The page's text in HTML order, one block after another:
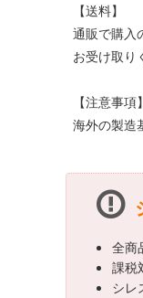
【送料】
通販で購入
お受け取り
【注意事項】
海外の製造
全商
課税
シレ